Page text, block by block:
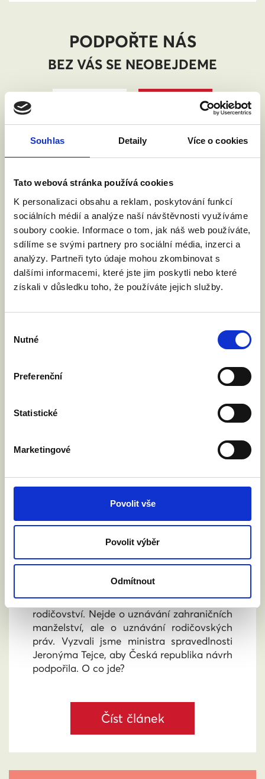
Souhlas Detaily Více o cookies
Tato webová stránka používá cookies
K personalizaci obsahu a reklam, poskytování funkcí
sociálních médií a analýze naší návštěvnosti využíváme
soubory cookie. Informace o tom, jak náš web používáte,
sdílíme se svými partnery pro sociální média, inzerci a
analýzy. Partneři tyto údaje mohou zkombinovat s
dalšími informacemi, které jste jim poskytli nebo které
získali v důsledku toho, že používáte jejich služby.
souhlasu
Nutné
Preferenční
Statistické
Marketingové
Povolit vše
Povolit výběr
Odmítnout
PODPOŘTE NÁS
BEZ VÁS SE NEOBEJDEME
VYZVALI JSME MINISTRA
SPRAVEDLNOSTI: DĚTI NESMÍ NA
Rada EU bude v pátek 5. června jednat o
návrhu nařízení o přeshraničním uznávání
rodičovství. Nejde o uznávání zahraničních
manželství, ale o uznávání rodičovských
práv. Vyzvali jsme ministra spravedlnosti
Jeronýma Tejce, aby Česká republika návrh
podpořila. O co jde?
Číst článek